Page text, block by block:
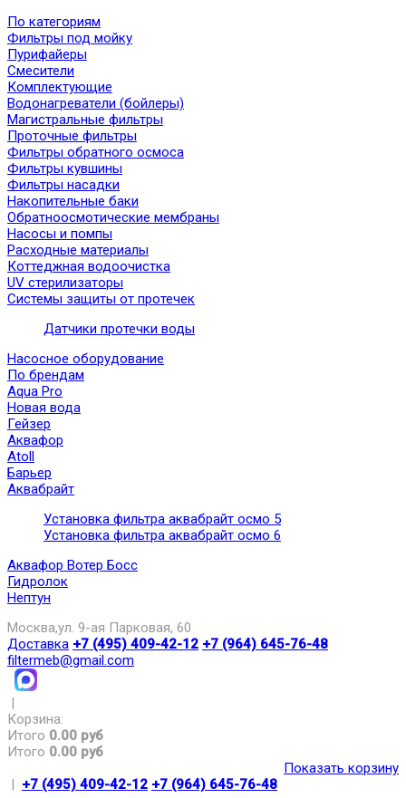
По категориям
Фильтры под мойку
Пурифайеры
Смесители
Комплектующие
Водонагреватели (бойлеры)
Магистральные фильтры
Проточные фильтры
Фильтры обратного осмоса
Фильтры кувшины
Фильтры насадки
Накопительные баки
Обратноосмотические мембраны
Насосы и помпы
Расходные материалы
Коттеджная водоочистка
UV стерилизаторы
Системы защиты от протечек
Датчики протечки воды
Насосное оборудование
По брендам
Aqua Pro
Новая вода
Гейзер
Аквафор
Atoll
Барьер
Аквабрайт
Установка фильтра аквабрайт осмо 5
Установка фильтра аквабрайт осмо 6
Аквафор Вотер Босс
Гидролок
Нептун
Москва,ул. 9-ая Парковая, 60
Доставка +7 (495) 409-42-12 +7 (964) 645-76-48
filtermeb@gmail.com
|
Корзина:
Итого 0.00 руб
Итого 0.00 руб
Показать корзину
| +7 (495) 409-42-12 +7 (964) 645-76-48